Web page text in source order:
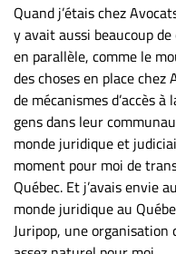
Quand j’étais chez
y avait aussi beaucoup
en parallèle, comme le
des choses en place
de mécanismes d’accès
gens dans leur
monde juridique et
moment pour moi de
Québec. Et j’avais envie
monde juridique au
Juripop, une organisation